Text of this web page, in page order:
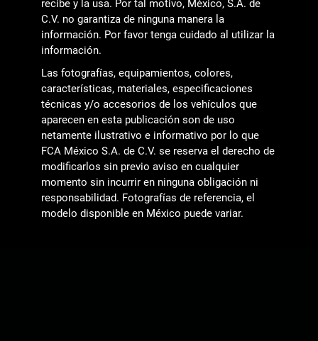
recibe y la usa. Por tal motivo, México, S.A. de
C.V. no garantiza de ninguna manera la
información. Por favor tenga cuidado al utilizar la
información.
Las fotografías, equipamientos, colores,
características, materiales, especificaciones
técnicas y/o accesorios de los vehículos que
aparecen en esta publicación son de uso
netamente ilustrativo e informativo por lo que
FCA México S.A. de C.V. se reserva el derecho de
modificarlos sin previo aviso en cualquier
momento sin incurrir en ninguna obligación ni
responsabilidad. Fotografías de referencia, el
modelo disponible en México puede variar.